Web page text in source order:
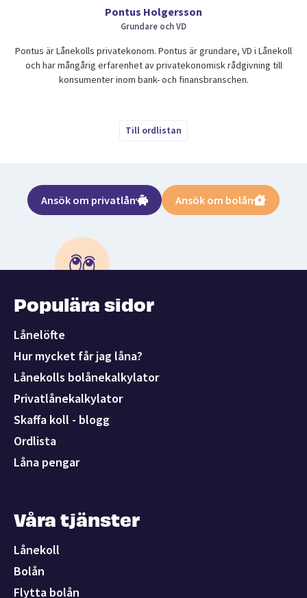
Pontus Holgersson
Grundare och VD
Pontus är Lånekolls privatekonom. Pontus är grundare, VD i Lånekoll
och har mångårig erfarenhet av privatekonomisk rådgivning till
konsumenter inom bank- och finansbranschen.
Till ordlistan
Ansök om privatlån Ansök om bolån
Populära sidor
Lånelöfte
Hur mycket får jag låna?
Lånekolls bolånekalkylator
Privatlånekalkylator
Skaffa koll - blogg
Ordlista
Låna pengar
Våra tjänster
Lånekoll
Bolån
Flytta bolån